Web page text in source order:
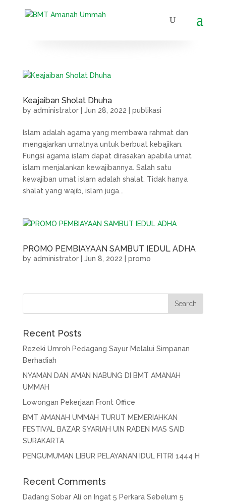
Keajaiban Sholat Dhuha
by administrator| Jun 28, 2022 publikasi
Islam adalah agama yang membawa rahmat dan
mengajarkan umatnya untuk berbuat kebajikan.
Fungsi agama islam dapat dirasakan apabila umat
islam menjalankan kewajibannya. Salah satu
kewajiban umat islam adalah shalat. Tidak hanya
shalat yang wajib, islam juga...
PROMO PEMBIAYAAN SAMBUT IEDUL ADHA
by administrator| Jun 8, 2022 promo
Recent Posts
Rezeki Umroh Pedagang Sayur Melalui Simpanan
Berhadiah
NYAMAN DAN AMAN NABUNG DI BMT AMANAH
UMMAH
Lowongan Pekerjaan Front Office
BMT AMANAH UMMAH TURUT MEMERIAHKAN
FESTIVAL BAZAR SYARIAH UIN RADEN MAS SAID
SURAKARTA
PENGUMUMAN LIBUR PELAYANAN IDUL FITRI 1444 H
Recent Comments
Dadang Sobar Ali on Ingat 5 Perkara Sebelum 5